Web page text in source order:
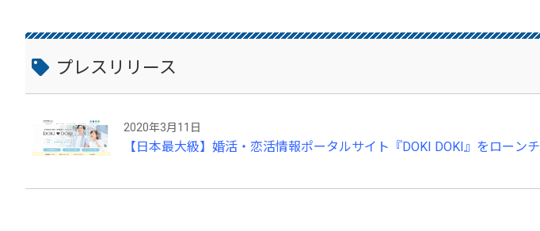
プレスリリース
2020年3月11日
【日本最大級】婚活・恋活情報ポータルサイト『DOKI DOKI』をローンチ